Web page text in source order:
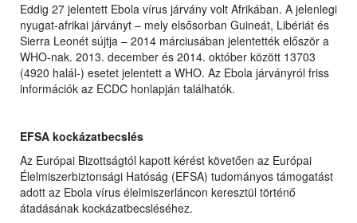
Eddig 27 jelentett Ebola vírus járvány volt Afrikában. A jelenlegi
nyugat-afrikai járványt – mely elsősorban Guineát, Libériát és
Sierra Leonét sújtja – 2014 márciusában jelentették először a
WHO-nak. 2013. december és 2014. október között 13703
(4920 halál-) esetet jelentett a WHO. Az Ebola járványról friss
információk az ECDC honlapján találhatók.
EFSA kockázatbecslés
Az Európai Bizottságtól kapott kérést követően az Európai
Élelmiszerbiztonsági Hatóság (EFSA) tudományos támogatást
adott az Ebola vírus élelmiszerláncon keresztül történő
átadásának kockázatbecsléséhez.